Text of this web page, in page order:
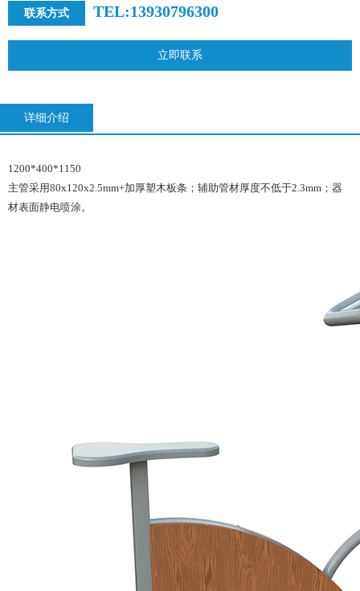
联系方式 TEL:13930796300
立即联系
详细介绍
1200*400*1150
主管采用80x120x2.5mm+加厚塑木板条；辅助管材厚度不低于2.3mm；器
材表面静电喷涂。